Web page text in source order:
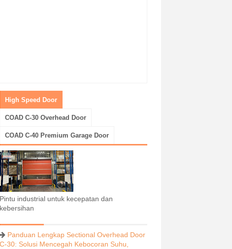
High Speed Door
COAD C-30 Overhead Door
COAD C-40 Premium Garage Door
Pintu industrial untuk kecepatan dan
kebersihan
Panduan Lengkap Sectional Overhead Door
C-30: Solusi Mencegah Kebocoran Suhu,